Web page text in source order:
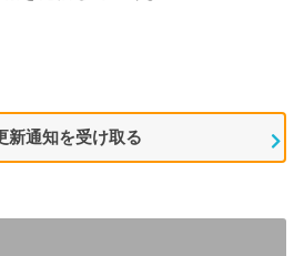
新通知を受け取る